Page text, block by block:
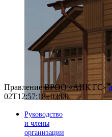
Правление ВРОО «АИК ГС»
02T12:57:18+03:00
Руководство
и члены
организации